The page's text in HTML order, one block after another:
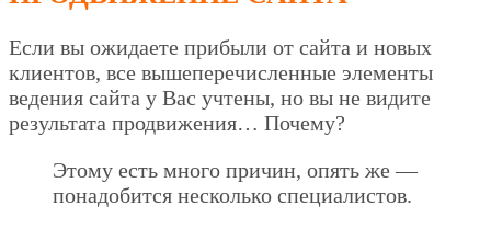
Если вы ожидаете прибыли от сайта и новых
клиентов, все вышеперечисленные элементы
ведения сайта у Вас учтены, но вы не видите
результата продвижения… Почему?
Этому есть много причин, опять же —
понадобится несколько специалистов.